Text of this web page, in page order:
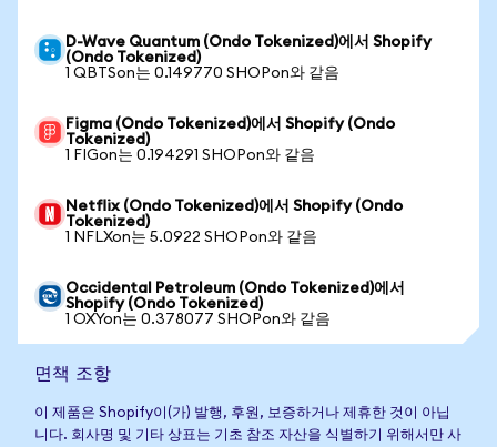
D-Wave Quantum (Ondo Tokenized)에서 Shopify
(Ondo Tokenized)
1 QBTSon는 0.149770 SHOPon와 같음
Figma (Ondo Tokenized)에서 Shopify (Ondo
Tokenized)
1 FIGon는 0.194291 SHOPon와 같음
Netflix (Ondo Tokenized)에서 Shopify (Ondo
Tokenized)
1 NFLXon는 5.0922 SHOPon와 같음
Occidental Petroleum (Ondo Tokenized)에서
Shopify (Ondo Tokenized)
1 OXYon는 0.378077 SHOPon와 같음
면책 조항
이 제품은 Shopify이(가) 발행, 후원, 보증하거나 제휴한 것이 아닙
니다. 회사명 및 기타 상표는 기초 참조 자산을 식별하기 위해서만 사